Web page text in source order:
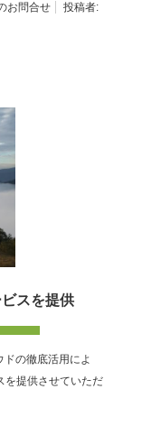
お問合せ
投稿者:
スを提供
の徹底活用によ
を提供させていただ